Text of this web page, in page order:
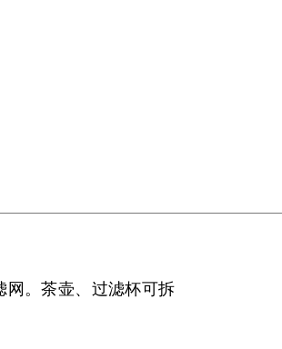
网。茶壶、过滤杯可拆